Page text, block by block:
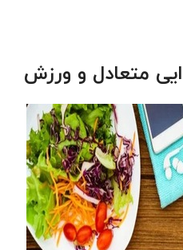
متعادل و ورزش